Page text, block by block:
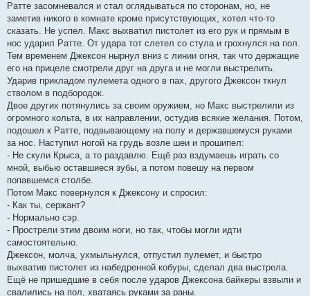
Ратте засомневался и стал оглядываться по сторонам, но, не
заметив никого в комнате кроме присутствующих, хотел что-то
сказать. Не успел. Макс выхватил пистолет из его рук и прямым в
нос ударил Ратте. От удара тот слетел со стула и грохнулся на пол.
Тем временем Джексон нырнул вниз с линии огня, так что держащие
его на прицеле смотрели друг на друга и не могли выстрелить.
Ударив прикладом пулемета одного в пах, другого Джексон ткнул
стволом в подбородок.
Двое других потянулись за своим оружием, но Макс выстрелили из
огромного кольта, в их направлении, остудив всякие желания. Потом,
подошел к Ратте, подвывающему на полу и державшемуся руками
за нос. Наступил ногой на грудь возле шеи и прошипел:
- Не скули Крыса, а то раздавлю. Ещё раз вздумаешь играть со
мной, выбью оставшиеся зубы, а потом повешу на первом
попавшемся столбе.
Потом Макс повернулся к Джексону и спросил:
- Как ты, сержант?
- Нормально сэр.
- Прострели этим двоим ноги, но так, чтобы могли идти
самостоятельно.
Джексон, молча, ухмыльнулся, отпустил пулемет, и быстро
выхватив пистолет из набедренной кобуры, сделал два выстрела.
Ещё не пришедшие в себя после ударов Джексона байкеры взвыли и
свалились на пол, хватаясь руками за раны.